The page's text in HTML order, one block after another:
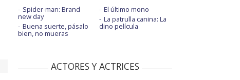
Spider-man: Brand
new day
Buena suerte, pásalo
bien, no mueras
El último mono
La patrulla canina: La
dino película
ACTORES Y ACTRICES